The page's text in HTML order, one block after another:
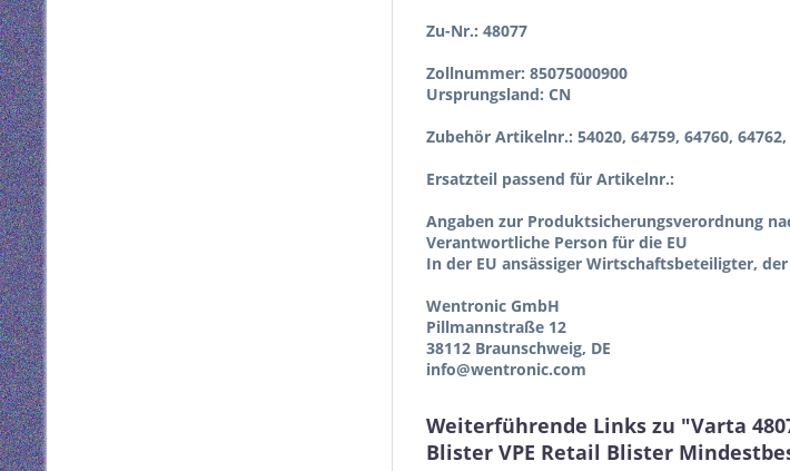
Zu-Nr.: 48077
Zollnummer: 85075000900
Ursprungsland: CN
Zubehör Artikelnr.: 54020, 64759, 64760, 64762,
Ersatzteil passend für Artikelnr.:
Angaben zur Produktsicherungsverordnung
Verantwortliche Person für die EU
In der EU ansässiger Wirtschaftsbeteiligter,
Wentronic GmbH
Pillmannstraße 12
38112 Braunschweig, DE
info@wentronic.com
Weiterführende Links zu "Varta
Blister VPE Retail Blister